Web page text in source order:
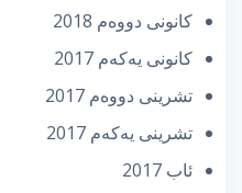
كانونی دووه‌م 2018
كانونی یه‌كه‌م 2017
تشرینی دووه‌م 2017
تشرینی یه‌كه‌م 2017
ئاب 2017